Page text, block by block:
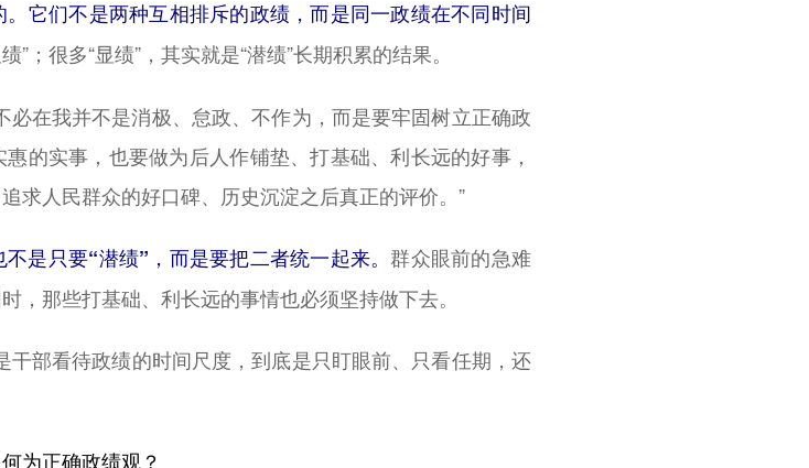
。它们不是两种互相排斥的政绩，而是同一政绩在不同时间
”；很多“显绩”，其实就是“潜绩”长期积累的结果。
在我并不是消极、怠政、不作为，而是要牢固树立正确政
的实事，也要做为后人作铺垫、打基础、利长远的好事，
求人民群众的好口碑、历史沉淀之后真正的评价。”
是只要“潜绩”，而是要把二者统一起来。 群众眼前的急难
，那些打基础、利长远的事情也必须坚持做下去。
部看待政绩的时间尺度，到底是只盯眼前、只看任期，还
为正确政绩观？